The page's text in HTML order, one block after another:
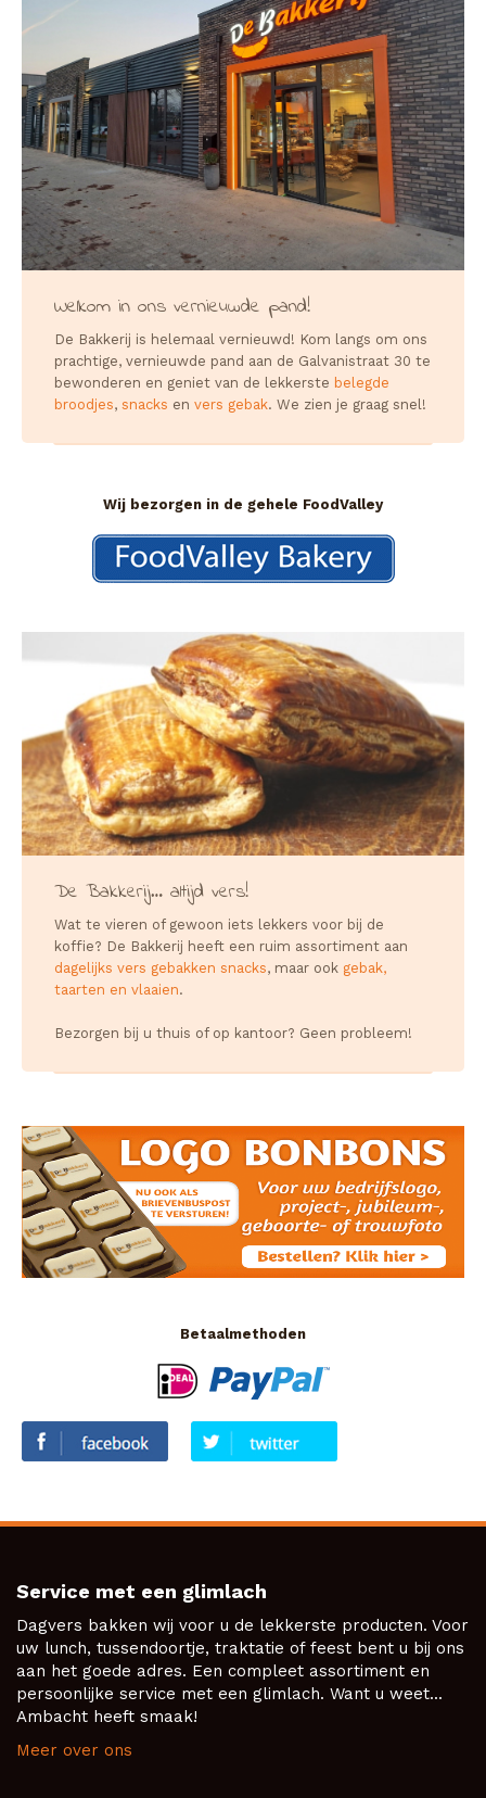
Welkom in ons vernieuwde pand!
De Bakkerij is helemaal vernieuwd! Kom langs om ons
prachtige, vernieuwde pand aan de Galvanistraat 30 te
bewonderen en geniet van de lekkerste belegde
broodjes, snacks en vers gebak. We zien je graag snel!
Wij bezorgen in de gehele FoodValley
De Bakkerij… altijd vers!
Wat te vieren of gewoon iets lekkers voor bij de
koffie? De Bakkerij heeft een ruim assortiment aan
dagelijks vers gebakken snacks, maar ook gebak,
taarten en vlaaien.
Bezorgen bij u thuis of op kantoor? Geen probleem!
Betaalmethoden
Service met een glimlach
Dagvers bakken wij voor u de lekkerste producten. Voor
uw lunch, tussendoortje, traktatie of feest bent u bij ons
aan het goede adres. Een compleet assortiment en
persoonlijke service met een glimlach. Want u weet...
Ambacht heeft smaak!
Meer over ons